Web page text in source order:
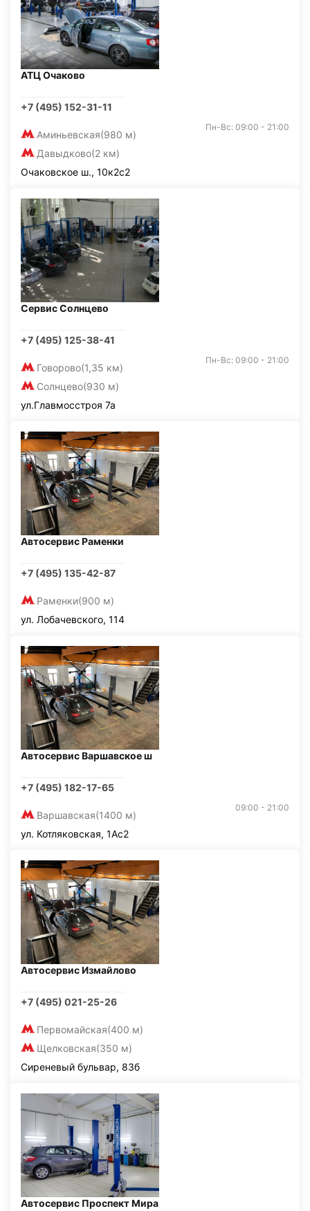
АТЦ Очаково
+7 (495) 152-31-11
Аминьевская(980 м)
Давыдково(2 км)
Пн-Вс: 09:00 - 21:00
Очаковское ш., 10к2с2
Сервис Солнцево
+7 (495) 125-38-41
Говорово(1,35 км)
Солнцево(930 м)
Пн-Вс: 09:00 - 21:00
ул.Главмосстроя 7а
Автосервис Раменки
+7 (495) 135-42-87
Раменки(900 м)
ул. Лобачевского, 114
Автосервис Варшавское ш
+7 (495) 182-17-65
Варшавская(1400 м)
09:00 - 21:00
ул. Котляковская, 1Ас2
Автосервис Измайлово
+7 (495) 021-25-26
Первомайская(400 м)
Щелковская(350 м)
Сиреневый бульвар, 83б
Автосервис Проспект Мира